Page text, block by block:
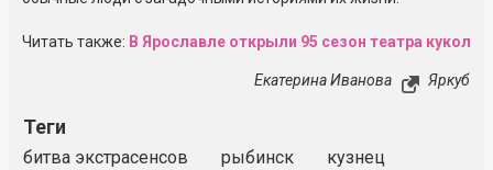
Читать также: В Ярославле открыли 95 сезон театра кукол
Екатерина Иванова Яркуб
Теги
битва экстрасенсов рыбинск кузнец